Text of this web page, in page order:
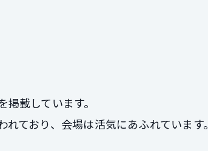
掲載しています。
ており、会場は活気にあふれています。